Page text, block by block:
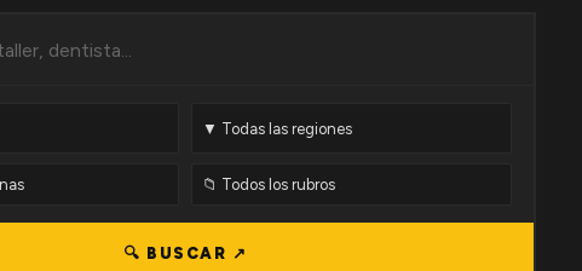
🔍 BUSCAR ↗